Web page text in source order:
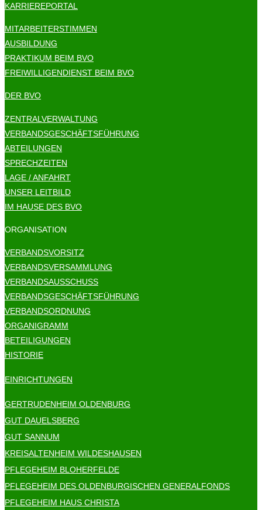
KARRIEREPORTAL
MITARBEITERSTIMMEN
AUSBILDUNG
PRAKTIKUM BEIM BVO
FREIWILLIGENDIENST BEIM BVO
DER BVO
ZENTRALVERWALTUNG
VERBANDSGESCHÄFTSFÜHRUNG
ABTEILUNGEN
SPRECHZEITEN
LAGE / ANFAHRT
UNSER LEITBILD
IM HAUSE DES BVO
ORGANISATION
VERBANDSVORSITZ
VERBANDSVERSAMMLUNG
VERBANDSAUSSCHUSS
VERBANDSGESCHÄFTSFÜHRUNG
VERBANDSORDNUNG
ORGANIGRAMM
BETEILIGUNGEN
HISTORIE
EINRICHTUNGEN
GERTRUDENHEIM OLDENBURG
GUT DAUELSBERG
GUT SANNUM
KREISALTENHEIM WILDESHAUSEN
PFLEGEHEIM BLOHERFELDE
PFLEGEHEIM DES OLDENBURGISCHEN GENERALFONDS
PFLEGEHEIM HAUS CHRISTA